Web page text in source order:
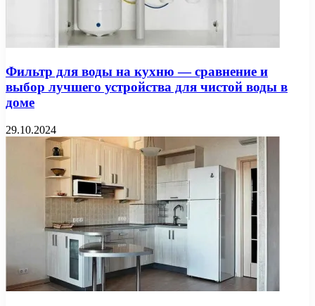
Фильтр для воды на кухню — сравнение и
выбор лучшего устройства для чистой воды в
доме
29.10.2024